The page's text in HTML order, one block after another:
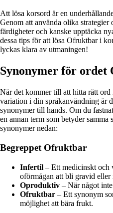
Att lösa korsord är en
Genom att använda olika
färdigheter och kanske upptäcka
dessa tips för att lösa Ofruktbar i
lyckas klara av utmaningen!
Synonymer för
När det kommer till att hitta rätt
variation i din språkanvändning är
synonymer till hands. Om du
en annan term som betyder samma
synonymer nedan:
Begreppet Ofruktbar
Infertil – Ett medicinskt och
oförmågan att bli gravid eller
Oproduktiv – När något
Ofruktbar – Ett synonym
möjlighet att bära frukt.